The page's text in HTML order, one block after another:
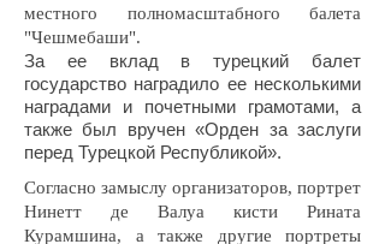
местного полномасштабного балета
"Чешмебаши".
За ее вклад в турецкий балет
государство наградило ее несколькими
наградами и почетными грамотами, а
также был вручен «Орден за заслуги
перед Турецкой Республикой».
Согласно замыслу организаторов, портрет
Нинетт де Валуа кисти Рината
Курамшина, а также другие портреты